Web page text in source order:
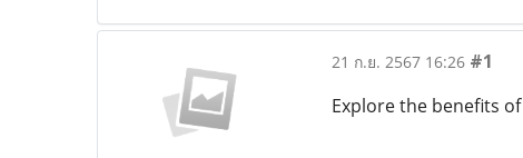
21 ก.ย. 2567 16:26 #1
Explore the benefits of